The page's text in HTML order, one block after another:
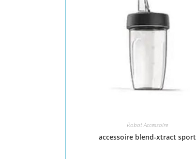
Robot Accessoire
accessoire blend-xtract sport